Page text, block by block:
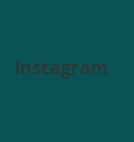
Instagram